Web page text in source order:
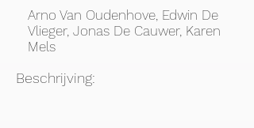
Arno Van Oudenhove, Edwin De
Vlieger, Jonas De Cauwer, Karen
Mels
Beschrijving: